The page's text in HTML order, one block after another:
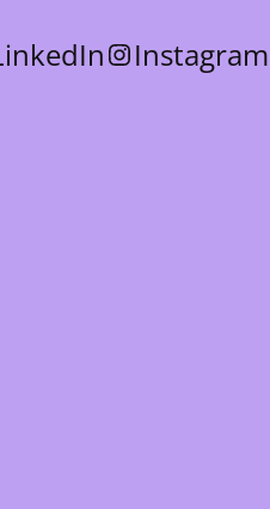
Instagram